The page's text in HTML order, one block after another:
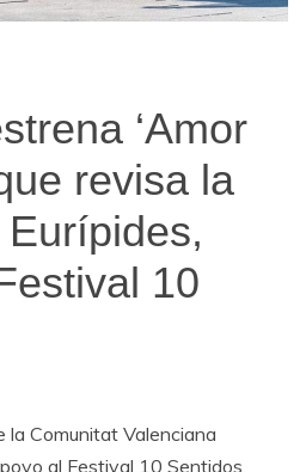
‘Amor
revisa la
Eurípides,
10
la Comunitat Valenciana
al Festival 10 Sentidos,